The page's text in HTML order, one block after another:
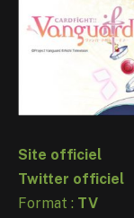
Site officiel
Twitter officiel
Format : TV